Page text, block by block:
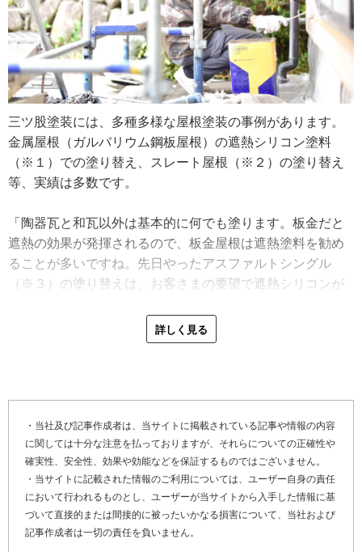
工プランを考えます。最近はお客さま自身がネットで調べ
て『この塗料がいい』とリクエストをくださる場合もあ
り、それで見積りを組むこともあるそうです。
今後の展望は？と尋ねたところ、「夢は色々あるけどね。
域密着が第一、そしてお客さまとウィンウィンの関係性を
築いていきたいです」と、現状を楽しんでいる様子が伝わ
ってきました。
三ツ股塗装には、多種多様な屋根塗装の事例があります。
金属屋根（ガルバリウム鋼板屋根）の遮熱シリコン塗料
（※１）での塗り替え、スレート屋根（※２）の塗り替え
等、実績は多数です。
「陶器瓦と和瓦以外は基本的に何でも塗ります。板金だと
遮熱の効果が発揮されるので、板金屋根は遮熱塗料を勧め
ることが多いですね。先日やったアスファルトシングル
（※３）の塗り替えは、お客さまの要望で遮熱シリコンが
ルトシングルは艶消しじゃないと色ムラができやすく、ア
スファルトという素材が特有で、経年劣化の黒シミができ
大分県大分市の屋根塗装工事の特性を尋ねました。大分市
は積雪がなく通年で屋根塗装がしやすい地域です。いつで
も塗装工事がしやすいからこそ、三ツ股さんは近隣住民の
方々への配慮を忘れません。工期に入る前の隣近所への挨
拶は当然、チラシ投函も行い三ツ股塗装が屋根塗装をする
旨を伝えています。
詳しく見る
・当社及び記事作成者は、当サイトに掲載されている記事や情報の内容
に関しては十分な注意を払っておりますが、それらについての正確性や
確実性、安全性、効果や効能などを保証するものではございません。
・当サイトに記載された情報のご利用については、ユーザー自身の責任
において行われるものとし、ユーザーが当サイトから入手した情報に基
づいて直接的または間接的に被ったいかなる損害について、当社および
記事作成者は一切の責任を負いません。